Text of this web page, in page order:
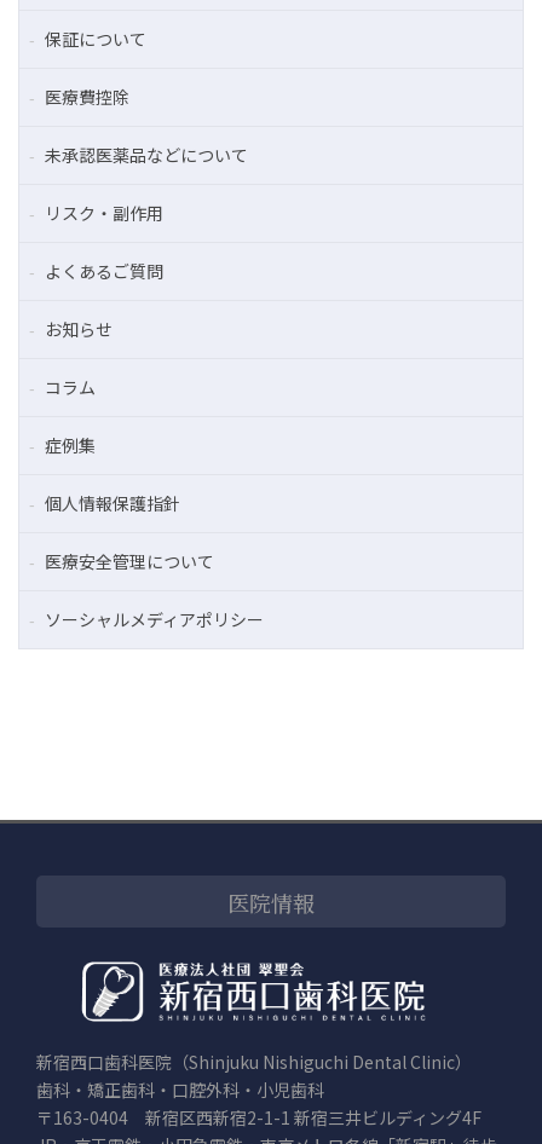
保証について
医療費控除
未承認医薬品などについて
リスク・副作用
よくあるご質問
お知らせ
コラム
症例集
個人情報保護指針
医療安全管理について
ソーシャルメディアポリシー
医院情報
新宿西口歯科医院（Shinjuku Nishiguchi Dental Clinic）
歯科・矯正歯科・口腔外科・小児歯科
〒163-0404 新宿区西新宿2-1-1 新宿三井ビルディング4F